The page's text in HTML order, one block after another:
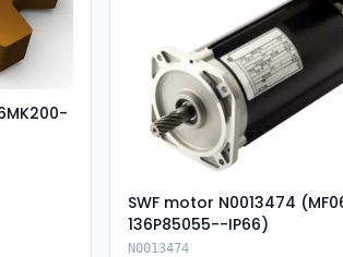
SWF motor N0013474
136P85055--IP66)
N0013474